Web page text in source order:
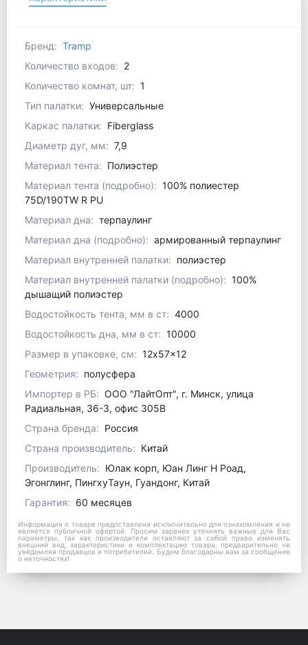
Бренд: Tramp
Количество входов: 2
Количество комнат, шт: 1
Тип палатки: Универсальные
Каркас палатки: Fiberglass
Диаметр дуг, мм: 7,9
Материал тента: Полиэстер
Материал тента (подробно): 100% полиестер
75D/190TW R PU
Материал дна: терпаулинг
Материал дна (подробно): армированный терпаулинг
Материал внутренней палатки: полиэстер
Материал внутренней палатки (подробно): 100%
дышащий полиэстер
Водостойкость тента, мм в ст: 4000
Водостойкость дна, мм в ст: 10000
Размер в упаковке, см: 12x57x12
Геометрия: полусфера
Импортер в РБ: ООО "ЛайтОпт", г. Минск, улица
Радиальная, 36-3, офис 305В
Страна бренда: Россия
Страна производитель: Китай
Производитель: Юлак корп, Юан Линг Н Роад,
Эгонглинг, ПингхуТаун, Гуандонг, Китай
Гарантия: 60 месяцев
Информация о товаре предоставлена исключительно для ознакомления и не
является публичной офертой. Просим заранее уточнять важные для Вас
параметры, так как производители оставляют за собой право изменять
внешний вид, характеристики и комплектацию товара, предварительно не
уведомляя продавцов и потребителей. Будем благодарны вам за сообщение
о неточностях!